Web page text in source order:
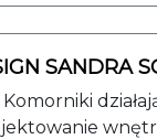
SANDRA